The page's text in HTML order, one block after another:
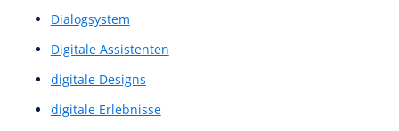
Content-Struktur
Content-Strukturierung
Conversational Bot
Conversion Rate